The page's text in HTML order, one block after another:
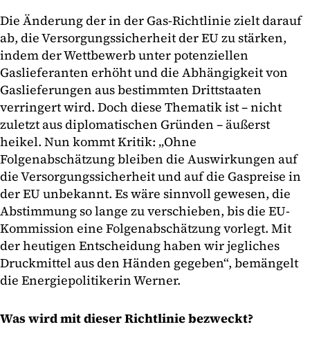
Die Änderung der in der Gas-Richtlinie zielt darauf
ab, die Versorgungssicherheit der EU zu stärken,
indem der Wettbewerb unter potenziellen
Gaslieferanten erhöht und die Abhängigkeit von
Gaslieferungen aus bestimmten Drittstaaten
verringert wird. Doch diese Thematik ist – nicht
zuletzt aus diplomatischen Gründen – äußerst
heikel. Nun kommt Kritik: „Ohne
Folgenabschätzung bleiben die Auswirkungen auf
die Versorgungssicherheit und auf die Gaspreise in
der EU unbekannt. Es wäre sinnvoll gewesen, die
Abstimmung so lange zu verschieben, bis die EU-
Kommission eine Folgenabschätzung vorlegt. Mit
der heutigen Entscheidung haben wir jegliches
Druckmittel aus den Händen gegeben“, bemängelt
die Energiepolitikerin Werner.
Was wird mit dieser Richtlinie bezweckt?